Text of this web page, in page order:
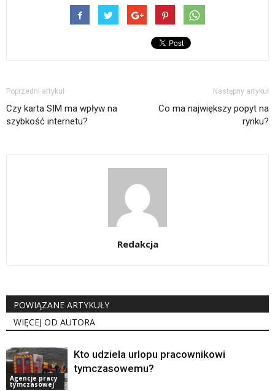
Poprzedni artykuł
Czy karta SIM ma wpływ na
szybkość internetu?
Następny artykuł
Co ma największy popyt na
rynku?
Redakcja
POWIĄZANE ARTYKUŁY
WIĘCEJ OD AUTORA
Agencje pracy
tymczasowej
Kto udziela urlopu pracownikowi
tymczasowemu?